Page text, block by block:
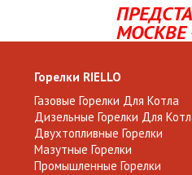
МОСКВЕ
Горелки RIELLO
Газовые Горелки Для Котла
Дизельные Горелки Для
Двухтопливные Горелки
Мазутные Горелки
Промышленные Горелки